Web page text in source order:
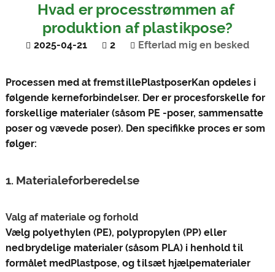
Hvad er processtrømmen af ​​
produktion af plastikpose?
2025-04-21 2 Efterlad mig en besked
Processen med at fremstillePlastposerKan opdeles i
følgende kerneforbindelser. Der er procesforskelle for
forskellige materialer (såsom PE -poser, sammensatte
poser og vævede poser). Den specifikke proces er som
følger:
1. Materialeforberedelse
Valg af materiale og forhold
Vælg polyethylen (PE), polypropylen (PP) eller
nedbrydelige materialer (såsom PLA) i henhold til
formålet medPlastpose, og tilsæt hjælpematerialer